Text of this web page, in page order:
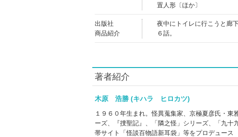
置人形〔ほか〕
出版社
商品紹介
夜中にトイレに行こうと廊
６話。
著者紹介
木原 浩勝 (キハラ ヒロカツ)
１９６０年生まれ。怪異蒐集家、京極夏彦氏・
ーズ、『捜聖記』、「隣之怪」シリーズ、「九
帯サイト「怪談百物語新耳袋」等をプロデュース